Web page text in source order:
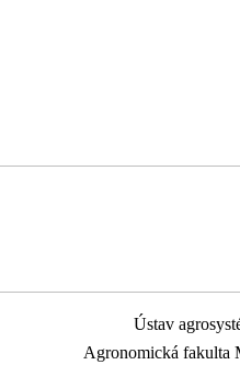
Ústav
Agronomická fakulta